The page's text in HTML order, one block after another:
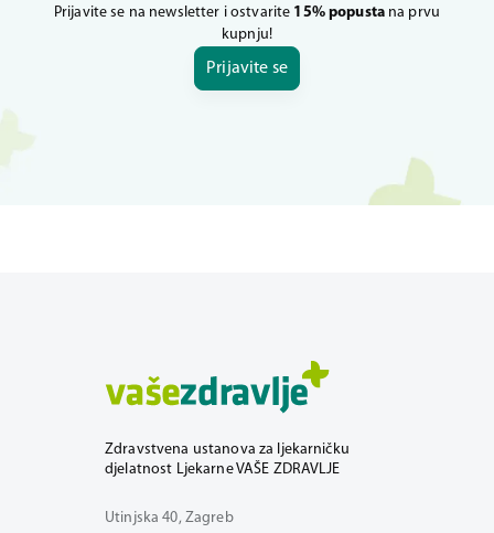
Prijavite se na newsletter i ostvarite 15% popustana prvu
kupnju!
Prijavite se
Zdravstvena ustanova za ljekarničku
djelatnost Ljekarne VAŠE ZDRAVLJE
Utinjska 40, Zagreb